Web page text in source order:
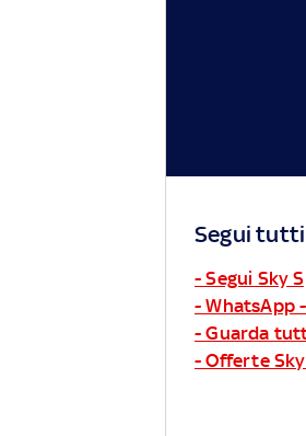
Segui
- Segui Sky
- WhatsApp -
- Guarda
- Offerte